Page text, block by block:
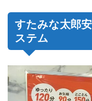
すたみな太郎
ステム